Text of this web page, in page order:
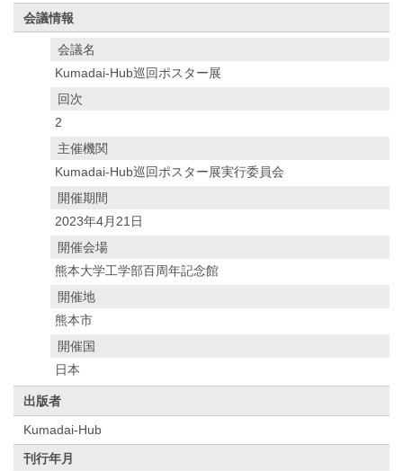
会議情報
会議名
Kumadai-Hub巡回ポスター展
回次
2
主催機関
Kumadai-Hub巡回ポスター展実行委員会
開催期間
2023年4月21日
開催会場
熊本大学工学部百周年記念館
開催地
熊本市
開催国
日本
出版者
Kumadai-Hub
刊行年月